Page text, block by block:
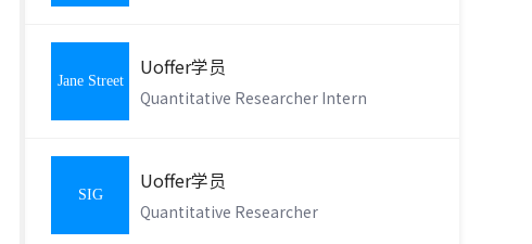
Learning
Jane Street
Uoffer学员
Quantitative Researcher Intern
SIG
Uoffer学员
Quantitative Researcher